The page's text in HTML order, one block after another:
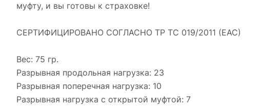
муфту, и вы готовы к страховке!
СЕРТИФИЦИРОВАНО СОГЛАСНО ТР ТС 019/2011 (ЕАС)
Вес: 75 гр.
Разрывная продольная нагрузка: 23
Разрывная поперечная нагрузка: 10
Разрывная нагрузка с открытой муфтой: 7